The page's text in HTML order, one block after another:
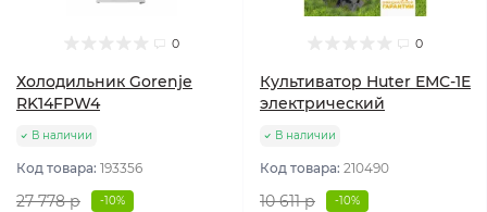
0
Холодильник Gorenje
RK14FPW4
В наличии
Код товара: 193356
27 778 р -10%
0
Культиватор Huter ЕМС-1E
электрический
В наличии
Код товара: 210490
10 611 р -10%